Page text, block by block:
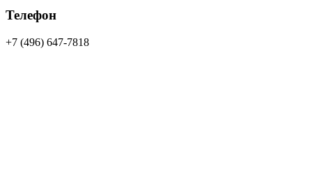
Телефон
+7 (496) 647-7818